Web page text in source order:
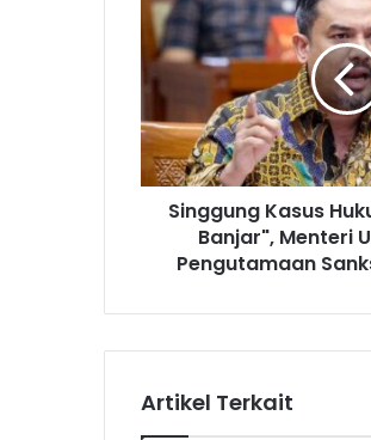
g
g
n
K
H
m
"
Singgung Kasus
Banjar", Menteri
Pengutamaan
Artikel Terkait